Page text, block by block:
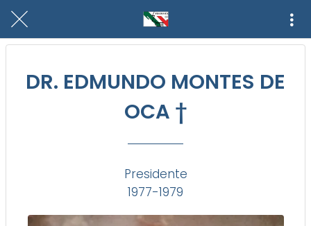
DR. EDMUNDO MONTES DE
OCA †
Presidente
1977-1979